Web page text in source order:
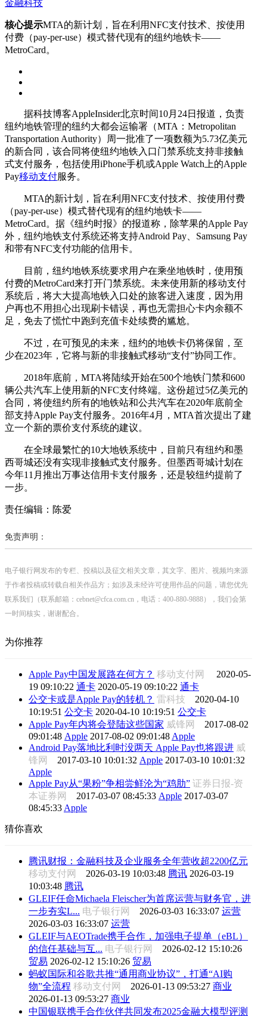
金融科技
核心提示MTA的新计划，旨在利用NFC支付技术、按使用
付费（pay-per-use）模式替代现有的纽约地铁卡——
MetroCard。
据科技博客AppleInsider北京时间10月24日报道，负责
纽约地铁管理的纽约大都会运输署（MTA：Metropolitan
Transportation Authority）周一批准了一项数额为5.73亿美元
的新合同，该合同将使纽约地铁入口门禁系统支持非接触
式支付服务，包括使用iPhone手机或Apple Watch上的Apple
Pay移动支付服务。
MTA的新计划，旨在利用NFC支付技术、按使用付费
（pay-per-use）模式替代现有的纽约地铁卡——
MetroCard。据《纽约时报》的报道称，除苹果的Apple Pay
外，纽约地铁支付系统还将支持Android Pay、Samsung Pay
和带有NFC支付功能的信用卡。
目前，纽约地铁系统要求用户在乘坐地铁时，使用预
付费的MetroCard来打开门禁系统。未来使用新的移动支付
系统后，将大大提高地铁入口处的旅客进入速度，因为用
户再也不用担心出现刷卡错误，再也无需担心卡内余额不
足，免去了慌忙中跑到充值卡处续费的尴尬。
不过，在可预见的未来，纽约的地铁卡仍将保留，至
少在2023年，它将与新的非接触式移动“支付”协同工作。
2018年底前，MTA将陆续开始在500个地铁门禁和600
辆公共汽车上使用新的NFC支付终端。这份超过5亿美元的
合同，将使纽约所有的地铁站和公共汽车在2020年底前全
部支持Apple Pay支付服务。2016年4月，MTA首次提出了建
立一个新的票价支付系统的建议。
在全球最繁忙的10大地铁系统中，目前只有纽约和墨
西哥城还没有实现非接触式支付服务。但墨西哥城计划在
今年11月推出万事达信用卡支付服务，还是较纽约提前了
一步。
责任编辑：陈爱
免责声明：
电子银行网发布的专栏、投稿以及征文相关文章，其文字、图片、视频均来源
于作者投稿或转载自相关作品方；如涉及未经许可使用作品的问题，请您优先
联系我们（联系邮箱：cebnet@cfca.com.cn，电话：400-880-9888），我们会第
一时间核实，谢谢配合。
为你推荐
Apple Pay中国发展路在何方？ 移动支付网 2020-05-
19 09:10:22 通卡 2020-05-19 09:10:22 通卡
公交卡或是Apple Pay的转机？ 雷科技 2020-04-10
10:19:51 公交卡 2020-04-10 10:19:51 公交卡
Apple Pay年内将会登陆这些国家 威锋网 2017-08-02
09:01:48 Apple 2017-08-02 09:01:48 Apple
Android Pay落地比利时没两天 Apple Pay也将跟进 威
锋网 2017-03-10 10:01:32 Apple 2017-03-10 10:01:32
Apple
Apple Pay从“果粉”争相尝鲜沦为“鸡肋” 证券日报-资
本证券网 2017-03-07 08:45:33 Apple 2017-03-07
08:45:33 Apple
猜你喜欢
腾讯财报：金融科技及企业服务全年营收超2200亿元
移动支付网 2026-03-19 10:03:48 腾讯 2026-03-19
10:03:48 腾讯
GLEIF任命Michaela Fleischer为首席运营与财务官，进
一步夯实L... 电子银行网 2026-03-03 16:33:07 运营
2026-03-03 16:33:07 运营
GLEIF与AEOTrade携手合作，加强电子提单（eBL）
的信任基础与互... 电子银行网 2026-02-12 15:10:26
贸易 2026-02-12 15:10:26 贸易
蚂蚁国际和谷歌共推“通用商业协议”，打通“AI购
物”全流程 移动支付网 2026-01-13 09:53:27 商业
2026-01-13 09:53:27 商业
中国银联携手合作伙伴共同发布2025金融大模型评测